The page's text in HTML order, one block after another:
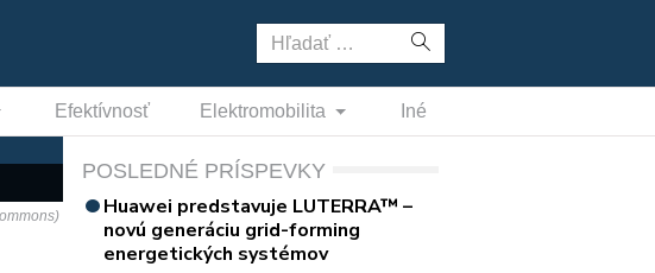
Hľadať:
Efektívnosť Elektromobilita Iné
POSLEDNÉ PRÍSPEVKY
Huawei predstavuje LUTERRA™ –
novú generáciu grid-forming
energetických systémov